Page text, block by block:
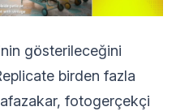
gösterileceğini
birden fazla
fotogerçekçi